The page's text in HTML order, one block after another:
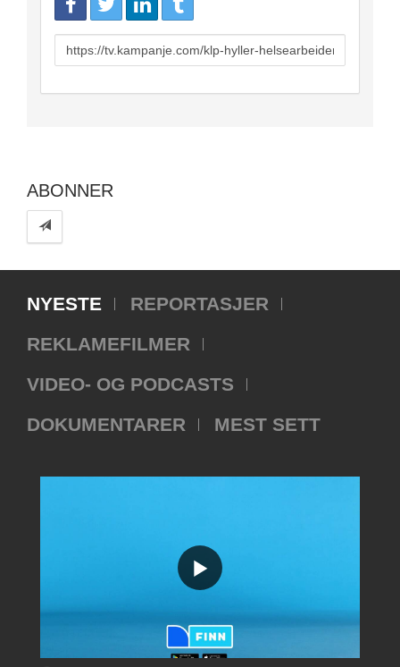
URL
to
ABONNER
NYESTE
REPORTASJER
REKLAMEFILMER
VIDEO- OG PODCASTS
DOKUMENTARER
MEST SETT